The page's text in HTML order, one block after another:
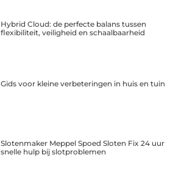
Hybrid Cloud: de perfecte balans tussen
flexibiliteit, veiligheid en schaalbaarheid
Gids voor kleine verbeteringen in huis en tuin
Slotenmaker Meppel Spoed Sloten Fix 24 uur
snelle hulp bij slotproblemen